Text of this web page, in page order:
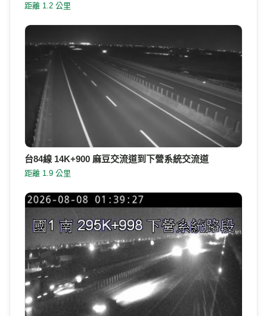
距離 1.2 公里
台84線 14K+900 麻豆交流道到下營系統交流道
距離 1.9 公里